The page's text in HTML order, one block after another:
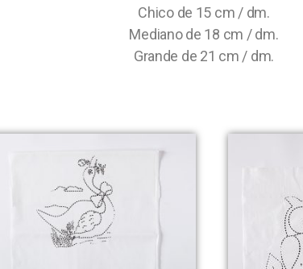
Chico de 15 cm / dm.
Mediano de 18 cm / dm.
Grande de 21 cm / dm.